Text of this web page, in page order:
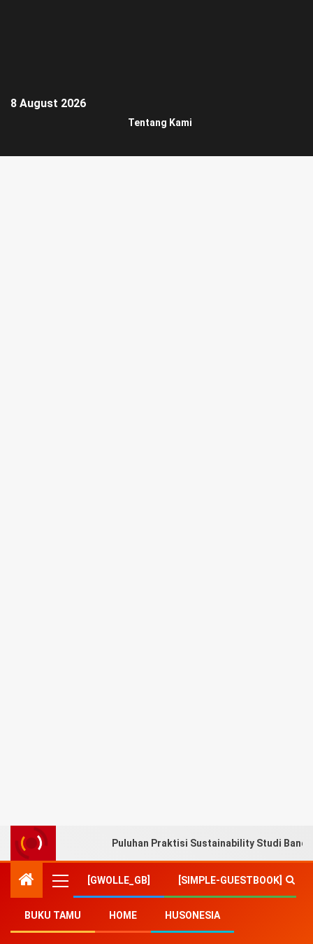
8 August 2026
Tentang Kami
Puluhan Praktisi Sustainability Studi
[GWOLLE_GB] [SIMPLE-GUESTBOOK]
BUKU TAMU HOME HUSONESIA
Home-Ekonomi-BJB Berhasil Raih